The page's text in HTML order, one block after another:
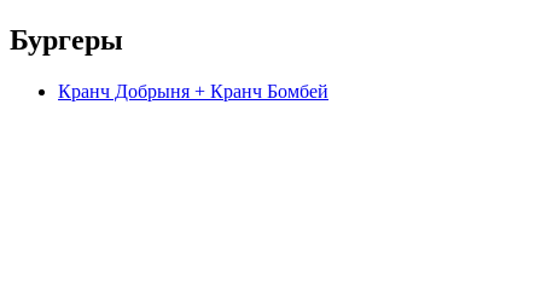
Бургеры
Кранч Добрыня + Кранч Бомбей